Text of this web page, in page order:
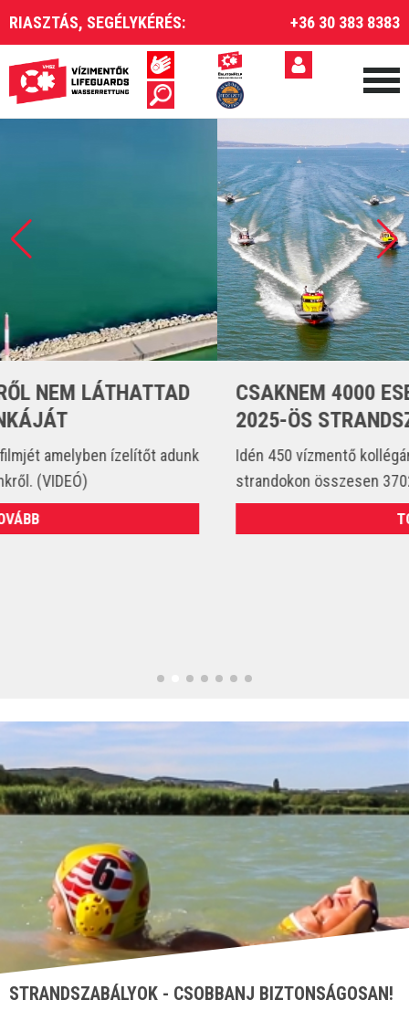
RIASZTÁS, SEGÉLYKÉRÉS: +36 30 383 8383
CSAKNEM 4000 ESETET LÁTTUNK EL A
2025-ÖS STRANDSZEZONBAN
Idén 450 vízmentő kollégánk állt szolgálatba és csak a
strandokon összesen 3702 esetet látott el. (VIDEÓ)
STRANDSZABÁLYOK - CSOBBANJ BIZTONSÁGOSAN!